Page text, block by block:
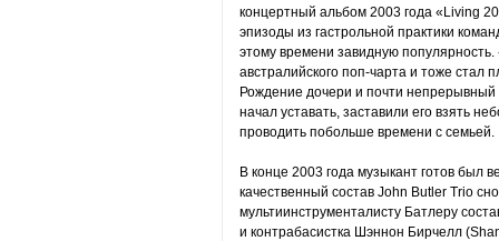
концертный альбом 2003 года «Living
эпизоды из гастрольной практики
этому времени завидную
австралийского поп-чарта и тоже стал
Рождение дочери и почти
начал уставать, заставили его взять
проводить побольше времени с семьей.
В конце 2003 года музыкант готов был
качественный состав John Butler Trio
мультиинструменталисту Батлеру
и контрабасистка Шэннон Бирчелл